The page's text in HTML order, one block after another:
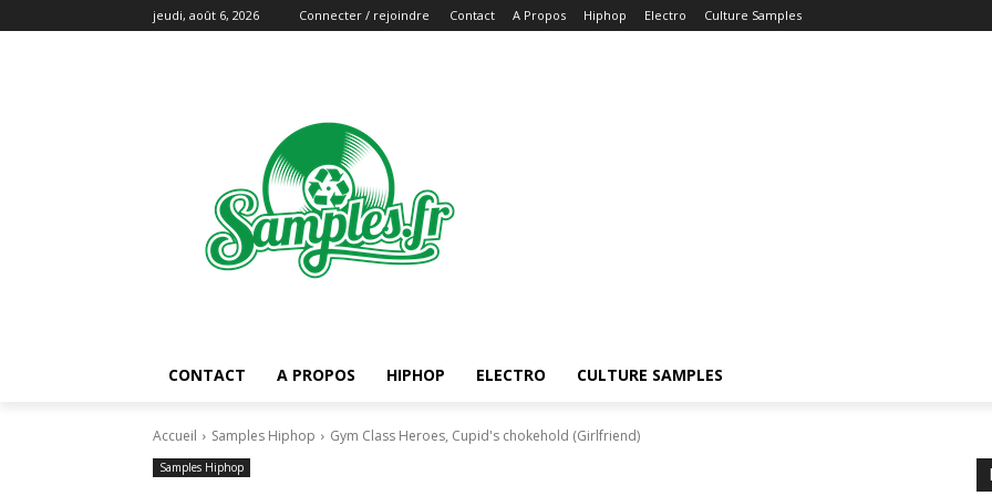
jeudi, août 6, 2026 Connecter / rejoindre Contact A Propos Hiphop Electro Culture Samples
CONTACT A PROPOS HIPHOP ELECTRO CULTURE SAMPLES
Accueil Samples Hiphop Gym Class Heroes, Cupid's chokehold (Girlfriend)
Samples Hiphop